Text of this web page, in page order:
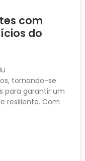
com
do
tornando-se
para garantir um
resiliente. Com